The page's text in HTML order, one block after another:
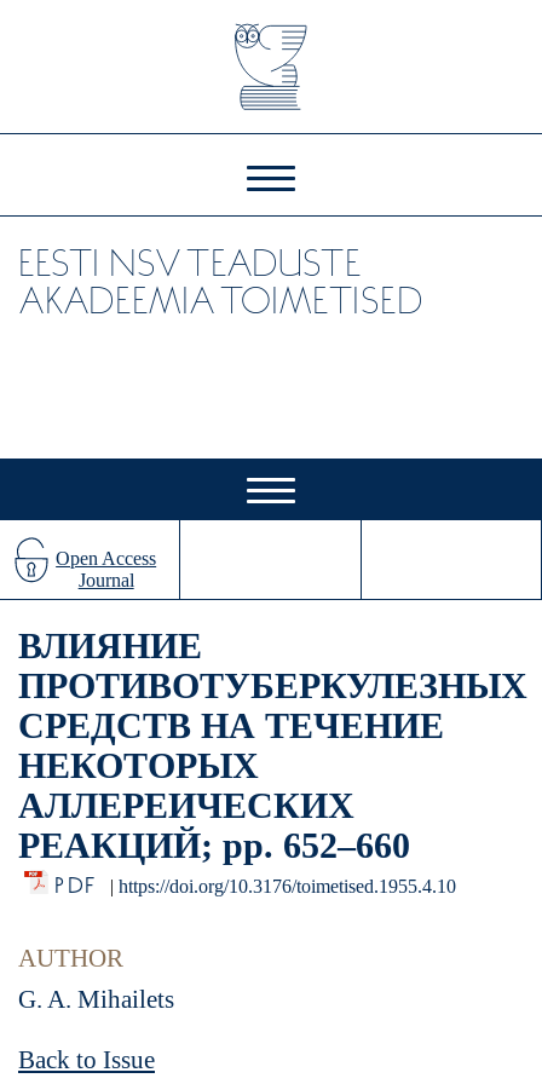
EESTI NSV TEADUSTE
AKADEEMIA TOIMETISED
Open Access
Journal
ВЛИЯНИЕ
ПРОТИВОТУБЕРКУЛЕЗНЫХ
СРЕДСТВ НА ТЕЧЕНИЕ
НЕКОТОРЫХ
АЛЛЕРЕИЧЕСКИХ
РЕАКЦИЙ; pp. 652–660
PDF |https://doi.org/10.3176/toimetised.1955.4.10
AUTHOR
G. A. Mihailets
Back to Issue